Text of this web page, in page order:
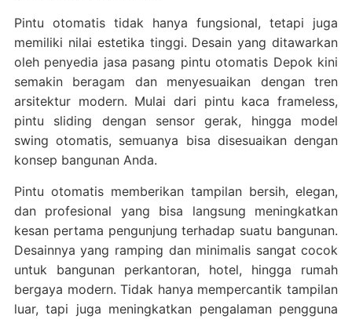
Pintu otomatis tidak hanya fungsional, tetapi juga
memiliki nilai estetika tinggi. Desain yang ditawarkan
oleh penyedia jasa pasang pintu otomatis Depok kini
semakin beragam dan menyesuaikan dengan tren
arsitektur modern. Mulai dari pintu kaca frameless,
pintu sliding dengan sensor gerak, hingga model
swing otomatis, semuanya bisa disesuaikan dengan
konsep bangunan Anda.
Pintu otomatis memberikan tampilan bersih, elegan,
dan profesional yang bisa langsung meningkatkan
kesan pertama pengunjung terhadap suatu bangunan.
Desainnya yang ramping dan minimalis sangat cocok
untuk bangunan perkantoran, hotel, hingga rumah
bergaya modern. Tidak hanya mempercantik tampilan
luar, tapi juga meningkatkan pengalaman pengguna